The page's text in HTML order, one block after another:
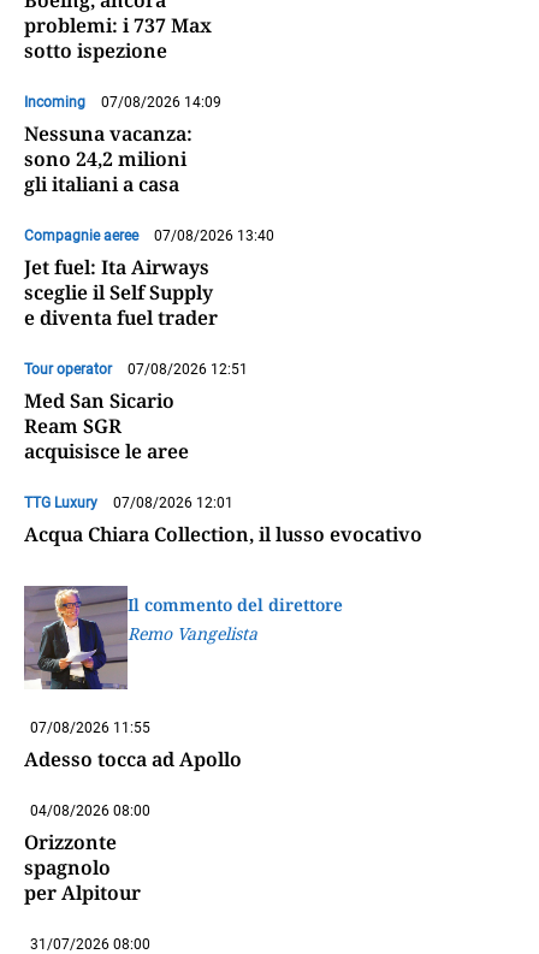
problemi: i 737 Max
sotto ispezione
Incoming 07/08/2026 14:09
Nessuna vacanza:
sono 24,2 milioni
gli italiani a casa
Compagnie aeree 07/08/2026 13:40
Jet fuel: Ita Airways
sceglie il Self Supply
e diventa fuel trader
Tour operator 07/08/2026 12:51
Med San Sicario
Ream SGR
acquisisce le aree
TTG Luxury 07/08/2026 12:01
Acqua Chiara Collection, il lusso evocativo
Il commento del direttore
Remo Vangelista
07/08/2026 11:55
Adesso tocca ad Apollo
04/08/2026 08:00
Orizzonte
spagnolo
per Alpitour
31/07/2026 08:00